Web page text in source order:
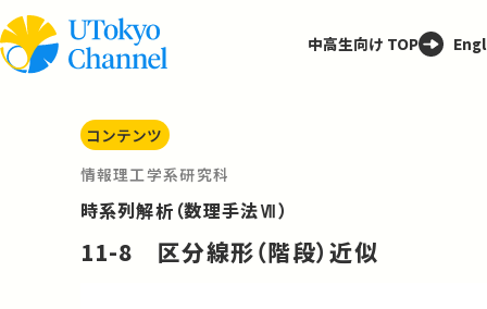
中高生向け TOP
コンテンツ
情報理工学系研究科
時系列解析（数理手法Ⅶ）
11-8 区分線形（階段）近似